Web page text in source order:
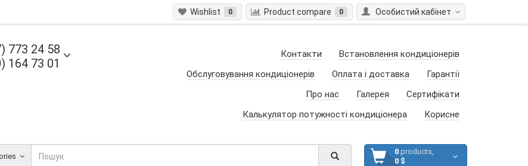
Особистий кабінет
Wishlist 0 Product compare 0
773 24 58
164 73 01
Контакти
Встановлення кондиціонерів
Обслуговування кондиціонерів
Оплата і доставка
Гарантії
Про нас
Галерея
Сертифікати
Калькулятор потужності кондиціонера
Корисне
0products,
0 $